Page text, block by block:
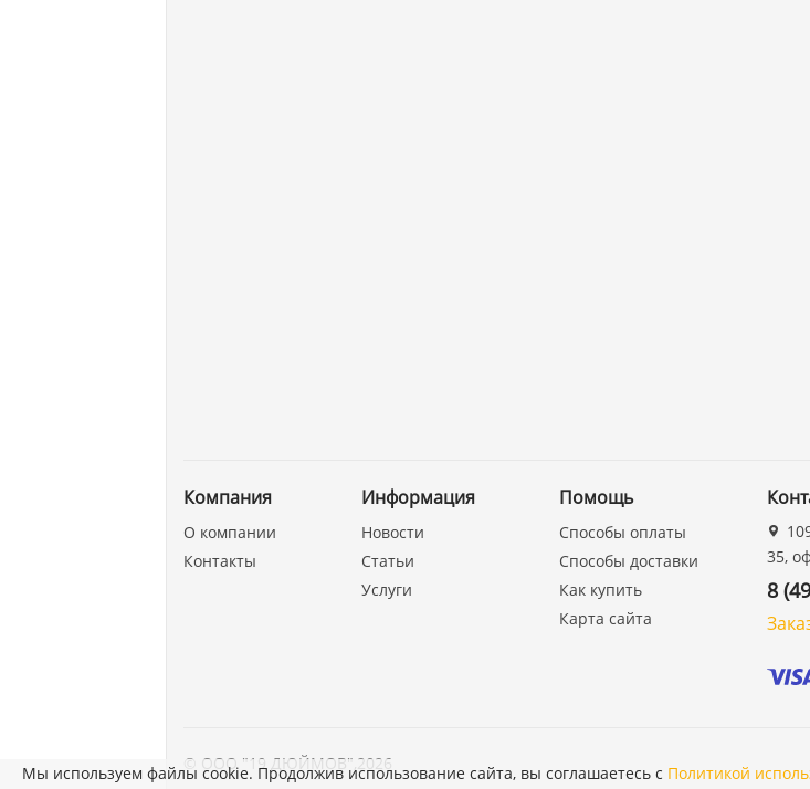
Компания
О компании
Контакты
Информация
Новости
Статьи
Услуги
Помощь
Способы оплаты
Способы доставки
Как купить
Карта сайта
35,
8
© ООО "19 ДЮЙМОВ" 2026
Мы используем файлы cookie. Продолжив использование сайта, вы соглашаетесь с Политикой